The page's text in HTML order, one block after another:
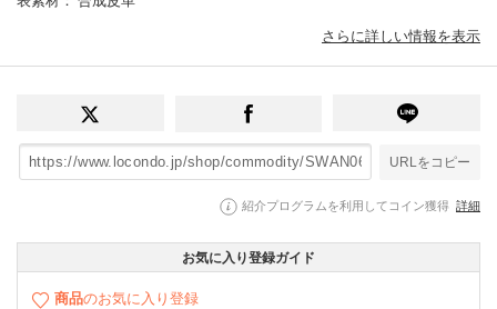
さらに詳しい情報を表示
URLをコピー
紹介プログラムを利用してコイン獲得 詳細
お気に入り登録ガイド
商品のお気に入り登録